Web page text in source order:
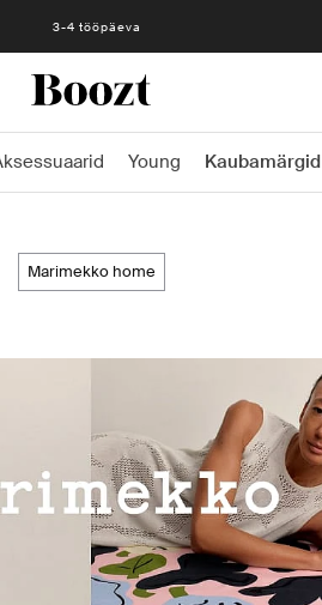
tagastamine 30 päeva jooksul
Young Kaubamärgid
marimekko home